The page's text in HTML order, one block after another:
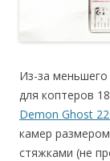
Из-за
для коптеров
Demon Ghost
камер
стяжками (не